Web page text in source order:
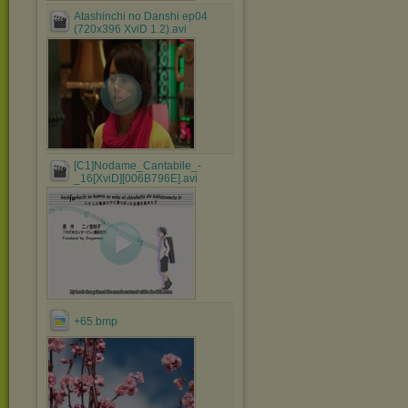
Atashinchi no Danshi ep04
(720x396 XviD 1.2).avi
[C1]Nodame_Cantabile_-
_16[XviD][006B796E].avi
+65.bmp